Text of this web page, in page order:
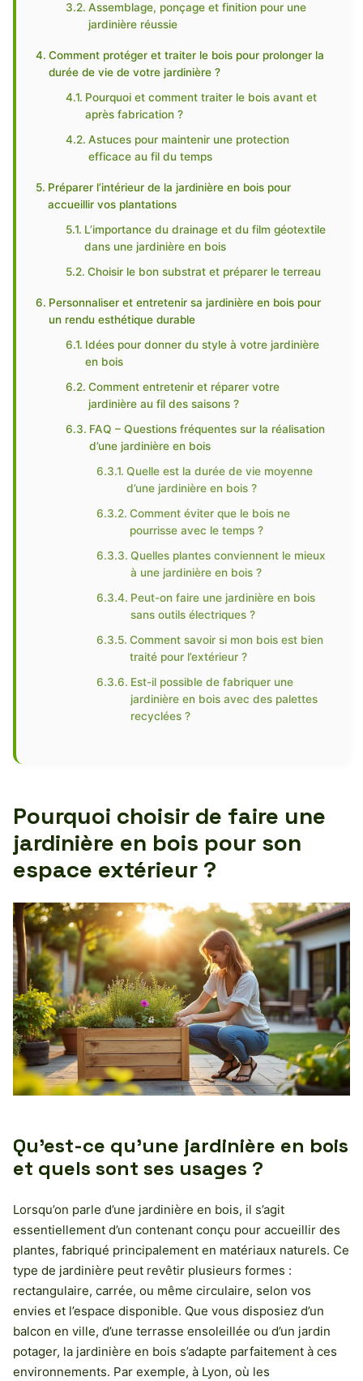
Assemblage, ponçage et finition pour une
jardinière réussie
Comment protéger et traiter le bois pour prolonger la
durée de vie de votre jardinière ?
Pourquoi et comment traiter le bois avant et
après fabrication ?
Astuces pour maintenir une protection
efficace au fil du temps
Préparer l’intérieur de la jardinière en bois pour
accueillir vos plantations
L’importance du drainage et du film géotextile
dans une jardinière en bois
Choisir le bon substrat et préparer le terreau
Personnaliser et entretenir sa jardinière en bois pour
un rendu esthétique durable
Idées pour donner du style à votre jardinière
en bois
Comment entretenir et réparer votre
jardinière au fil des saisons ?
FAQ – Questions fréquentes sur la réalisation
d’une jardinière en bois
Quelle est la durée de vie moyenne
d’une jardinière en bois ?
Comment éviter que le bois ne
pourrisse avec le temps ?
Quelles plantes conviennent le mieux
à une jardinière en bois ?
Peut-on faire une jardinière en bois
sans outils électriques ?
Comment savoir si mon bois est bien
traité pour l’extérieur ?
Est-il possible de fabriquer une
jardinière en bois avec des palettes
recyclées ?
Pourquoi choisir de faire une
jardinière en bois pour son
espace extérieur ?
Qu’est-ce qu’une jardinière en bois
et quels sont ses usages ?
Lorsqu’on parle d’une jardinière en bois, il s’agit
essentiellement d’un contenant conçu pour accueillir des
plantes, fabriqué principalement en matériaux naturels. Ce
type de jardinière peut revêtir plusieurs formes :
rectangulaire, carrée, ou même circulaire, selon vos
envies et l’espace disponible. Que vous disposiez d’un
balcon en ville, d’une terrasse ensoleillée ou d’un jardin
potager, la jardinière en bois s’adapte parfaitement à ces
environnements. Par exemple, à Lyon, où les